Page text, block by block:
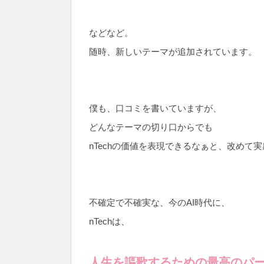
などなど。
随時、新しいテーマが追加されています。
僕も、口コミを書いていますが、
どんなテーマの切り口からでも
nTechの価値を表現できるなぁと、改めて実
不確定で不確実な、今のAI時代に、
nTechは、